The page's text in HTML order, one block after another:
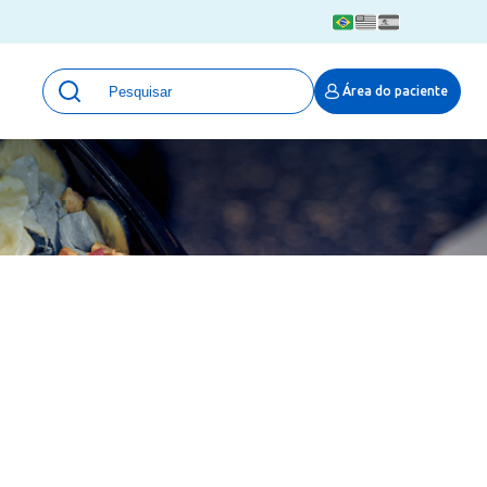
Área do paciente
Unidades
Qualidade e Segurança em saúde
Programa de Qualidade em Pesquisa
(ProQuali)